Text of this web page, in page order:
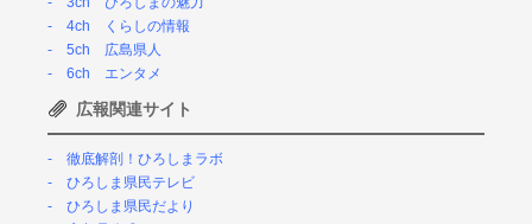
4ch くらしの情報
5ch 広島県人
6ch エンタメ
広報関連サイト
徹底解剖！ひろしまラボ
ひろしま県民テレビ
ひろしま県民だより